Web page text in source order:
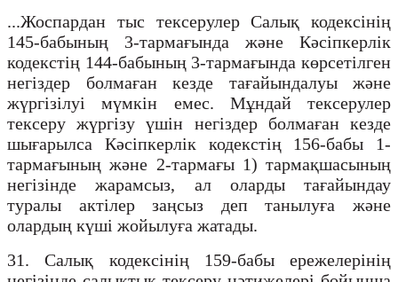
...Жоспардан тыс тексерулер Салық кодексінің
145-бабының 3-тармағында және Кәсіпкерлік
кодекстің 144-бабының 3-тармағында көрсетілген
негіздер болмаған кезде тағайындалуы және
жүргізілуі мүмкін емес. Мұндай тексерулер
тексеру жүргізу үшін негіздер болмаған кезде
шығарылса Кәсіпкерлік кодекстің 156-бабы 1-
тармағының және 2-тармағы 1) тармақшасының
негізінде жарамсыз, ал оларды тағайындау
туралы актілер заңсыз деп танылуға және
олардың күші жойылуға жатады.
31. Салық кодексінің 159-бабы ережелерінің